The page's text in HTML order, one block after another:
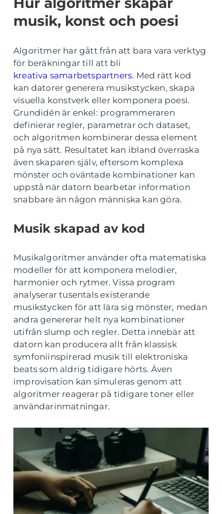
musik, konst och poesi
Algoritmer har gått från att bara vara verktyg
för beräkningar till att bli
kreativa samarbetspartners. Med rätt kod
kan datorer generera musikstycken, skapa
visuella konstverk eller komponera poesi.
Grundidén är enkel: programmeraren
definierar regler, parametrar och dataset,
och algoritmen kombinerar dessa element
på nya sätt. Resultatet kan ibland överraska
även skaparen själv, eftersom komplexa
mönster och oväntade kombinationer kan
uppstå när datorn bearbetar information
snabbare än någon människa kan göra.
Musik skapad av kod
Musikalgoritmer använder ofta matematiska
modeller för att komponera melodier,
harmonier och rytmer. Vissa program
analyserar tusentals existerande
musikstycken för att lära sig mönster, medan
andra genererar helt nya kombinationer
utifrån slump och regler. Detta innebär att
datorn kan producera allt från klassisk
symfoniinspirerad musik till elektroniska
beats som aldrig tidigare hörts. Även
improvisation kan simuleras genom att
algoritmer reagerar på tidigare toner eller
användarinmatningar.